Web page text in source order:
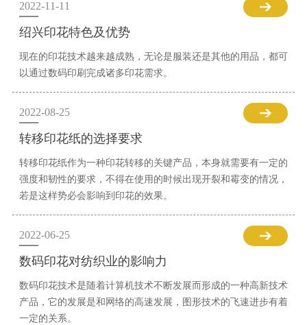
2022-11-11
绍兴印花特色及优势
现在的印花技术越来越成熟，无论是服装还是其他的用品，都可
以通过数码印刷完成诸多印花需求。
2022-08-25
转移印花纸的选择要求
转移印花纸作为一种印花转移的关键产品，本身就需要有一定的
强度和韧性的要求，不得在使用的时候出现开裂和霉变的情况，
若是这样势必会影响到印花的效果。
2022-06-25
数码印花对纺织业的影响力
数码印花技术是随着计算机技术不断发展而形成的一种高新技术
产品，它的发展是和网络的高速发展，图形技术的飞速进步有着
一定的关系。